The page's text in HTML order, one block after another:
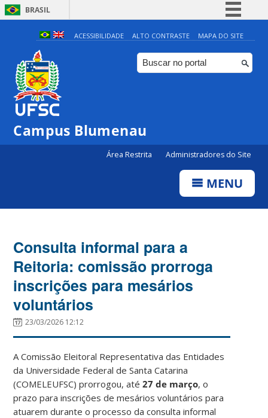
BRASIL
Simplifique!
Comunica BR
Participe
ACESSIBILIDADE ALTO CONTRASTE MAPA DO SITE
Campus Blumenau
Área Restrita Administradores do Site
MENU
Consulta informal para a
Reitoria: comissão prorroga
inscrições para mesários
voluntários
23/03/2026 12:12
A Comissão Eleitoral Representativa das Entidades
da Universidade Federal de Santa Catarina
(COMELEUFSC) prorrogou, até27 de março, o
prazo para inscrições de mesários voluntários para
atuarem durante o processo da consulta informal